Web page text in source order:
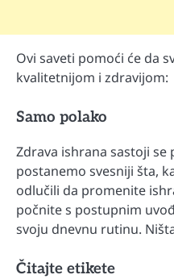
Ovi saveti pomoći će da
kvalitetnijom i zdravijom:
Samo polako
Zdrava ishrana sastoji
postanemo svesniji šta,
odlučili da promenite
počnite s postupnim
svoju dnevnu rutinu.
Čitajte etikete